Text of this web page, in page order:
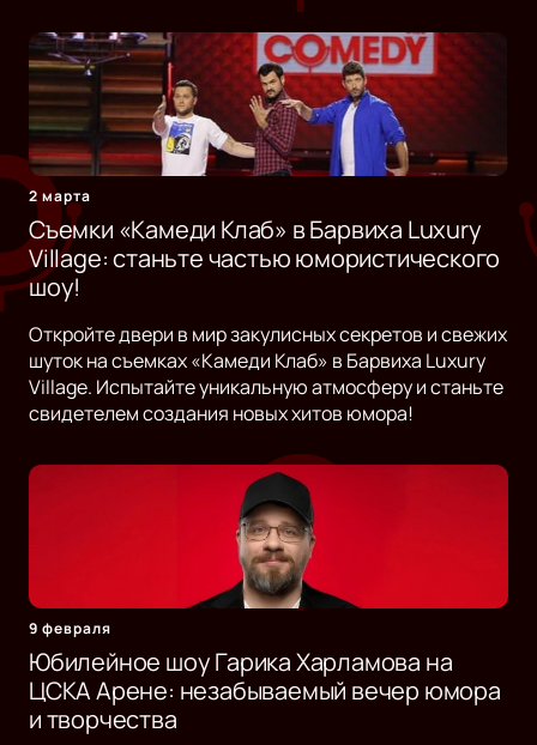
2 марта
Съемки «Камеди Клаб» в Барвиха Luxury
Village: станьте частью юмористического
шоу!
Откройте двери в мир закулисных секретов и свежих
шуток на съемках «Камеди Клаб» в Барвиха Luxury
Village. Испытайте уникальную атмосферу и станьте
свидетелем создания новых хитов юмора!
9 февраля
Юбилейное шоу Гарика Харламова на
ЦСКА Арене: незабываемый вечер юмора
и творчества